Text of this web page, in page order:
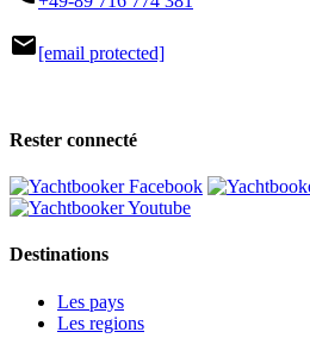
mail[email protected]
Rester connecté
Destinations
Les pays
Les regions